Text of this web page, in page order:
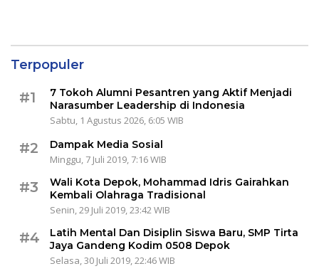
Terpopuler
#1
7 Tokoh Alumni Pesantren yang Aktif Menjadi
Narasumber Leadership di Indonesia
Sabtu, 1 Agustus 2026, 6:05 WIB
#2
Dampak Media Sosial
Minggu, 7 Juli 2019, 7:16 WIB
#3
Wali Kota Depok, Mohammad Idris Gairahkan
Kembali Olahraga Tradisional
Senin, 29 Juli 2019, 23:42 WIB
#4
Latih Mental Dan Disiplin Siswa Baru, SMP Tirta
Jaya Gandeng Kodim 0508 Depok
Selasa, 30 Juli 2019, 22:46 WIB